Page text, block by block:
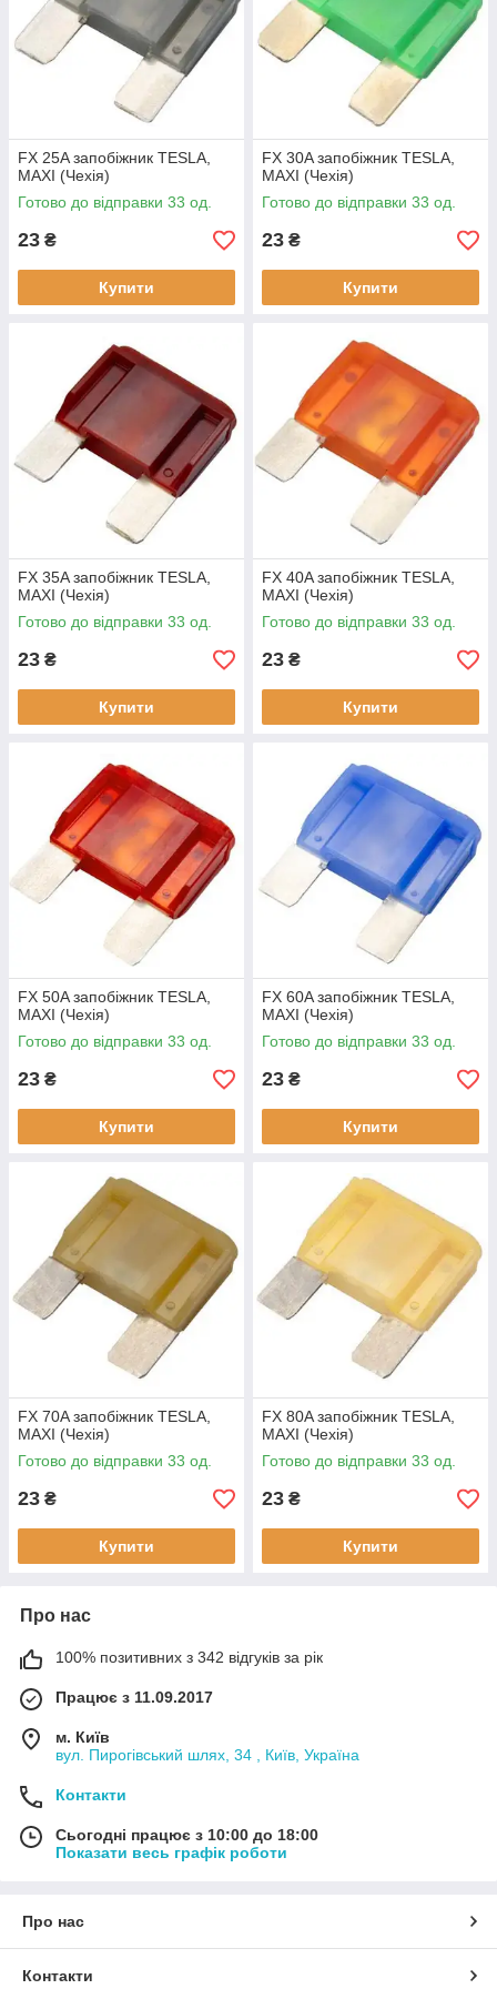
FX 25A запобіжник TESLA,
MAXI (Чехія)
Готово до відправки 33 од.
23 ₴
Купити
FX 30A запобіжник TESLA,
MAXI (Чехія)
Готово до відправки 33 од.
23 ₴
Купити
FX 35A запобіжник TESLA,
MAXI (Чехія)
Готово до відправки 33 од.
23 ₴
Купити
FX 40A запобіжник TESLA,
MAXI (Чехія)
Готово до відправки 33 од.
23 ₴
Купити
FX 50A запобіжник TESLA,
MAXI (Чехія)
Готово до відправки 33 од.
23 ₴
Купити
FX 60A запобіжник TESLA,
MAXI (Чехія)
Готово до відправки 33 од.
23 ₴
Купити
FX 70A запобіжник TESLA,
MAXI (Чехія)
Готово до відправки 33 од.
23 ₴
Купити
FX 80A запобіжник TESLA,
MAXI (Чехія)
Готово до відправки 33 од.
23 ₴
Купити
Про нас
100% позитивних з 342 відгуків за рік
Працює з 11.09.2017
м. Київ
вул. Пирогівський шлях, 34 , Київ, Україна
Контакти
Сьогодні працює з 10:00 до 18:00
Показати весь графік роботи
Про нас
Контакти